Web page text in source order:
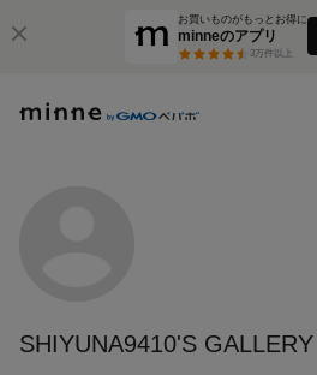
お買いものがもっとお得に
minneのアプリ
3万件以上
SHIYUNA9410'S GALLERY